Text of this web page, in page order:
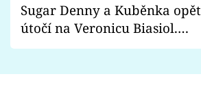
Sugar Denny a Kuběnka opět
útočí na Veronicu Biasiol.
Proč je podle nich falešná a